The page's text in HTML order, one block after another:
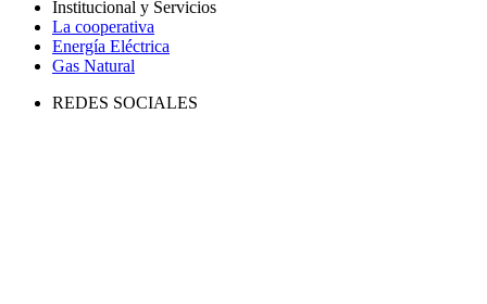
Institucional y Servicios
La cooperativa
Energía Eléctrica
Gas Natural
REDES SOCIALES